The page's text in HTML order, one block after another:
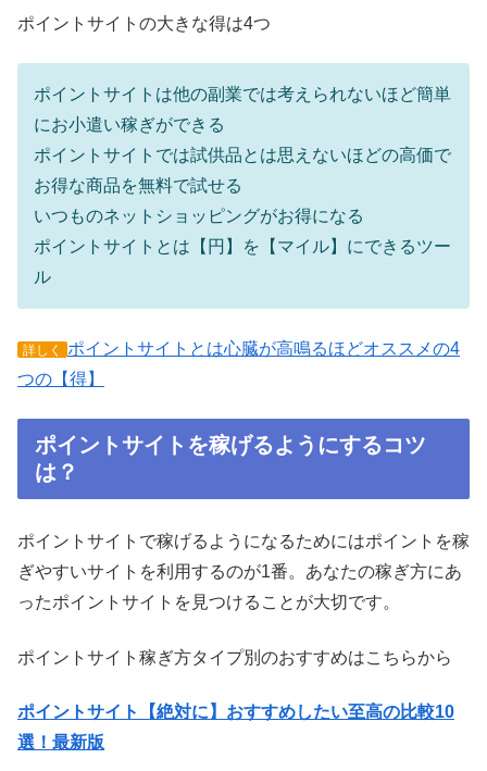
ポイントサイトの大きな得は4つ
ポイントサイトは他の副業では考えられないほど簡単
にお小遣い稼ぎができる
ポイントサイトでは試供品とは思えないほどの高価で
お得な商品を無料で試せる
いつものネットショッピングがお得になる
ポイントサイトとは【円】を【マイル】にできるツー
ル
詳しく
ポイントサイトとは心臓が高鳴るほどオススメの4
つの【得】
ポイントサイトを稼げるようにするコツ
は？
ポイントサイトで稼げるようになるためにはポイントを稼
ぎやすいサイトを利用するのが1番。あなたの稼ぎ方にあ
ったポイントサイトを見つけることが大切です。
ポイントサイト稼ぎ方タイプ別のおすすめはこちらから
ポイントサイト【絶対に】おすすめしたい至高の比較10
選！最新版